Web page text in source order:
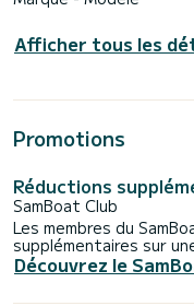
Afficher tous les
Promotions
Réductions
SamBoat Club
Les membres du
supplémentaires sur
Découvrez le